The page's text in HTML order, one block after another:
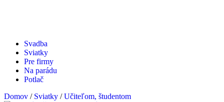
Svadba
Sviatky
Pre firmy
Na parádu
Potlač
Domov / Sviatky / Učiteľom, študentom